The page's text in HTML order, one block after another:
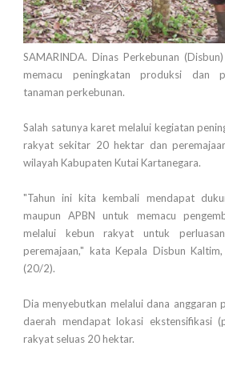
SAMARINDA. Dinas Perkebunan
memacu peningkatan produksi dan
tanaman perkebunan.
Salah satunya karet melalui kegiatan
rakyat sekitar 20 hektar dan
wilayah Kabupaten Kutai Kartanegara.
"Tahun ini kita kembali mendapat
maupun APBN untuk memacu
melalui kebun rakyat untuk
peremajaan," kata Kepala Disbun Kaltim,
(20/2).
Dia menyebutkan melalui dana anggaran
daerah mendapat lokasi ekstensifikasi
rakyat seluas 20 hektar.